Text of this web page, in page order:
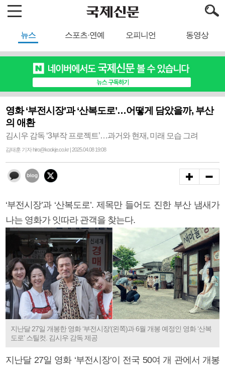
뉴스 스포츠·연예 오피니언 동영상
영화 ‘부전시장’과 ‘산복도로’…어떻게 담았을까, 부산
의 애환
김시우 감독 ‘3부작 프로젝트’…과거와 현재, 미래 모습 그려
김태훈 기자 hiro@kookje.co.kr | 2025.04.08 19:08
‘부전시장’과 ‘산복도로’. 제목만 들어도 진한 부산 냄새가
나는 영화가 잇따라 관객을 찾는다.
지난달 27일 개봉한 영화 ‘부전시장’(왼쪽)과 6월 개봉 예정인 영화 ‘산복
도로’ 스틸컷. 김시우 감독 제공
지난달 27일 영화 ‘부전시장’이 전국 50여 개 관에서 개봉